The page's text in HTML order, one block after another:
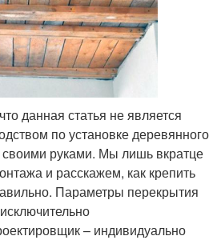
данная статья не является
по установке деревянного
своими руками. Мы лишь вкратце
и расскажем, как крепить
Параметры перекрытия
– индивидуально